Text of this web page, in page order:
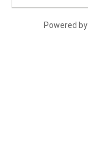
Powered by